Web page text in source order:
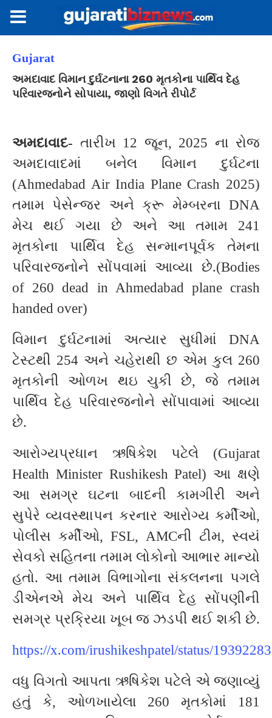
Gujarat
અમદાવાદ વિમાન દુર્ઘટનાના 260 મૃતકોના પાર્થિવ દેહ
પરિવારજનોને સોપાયા, જાણો વિગતે રીપોર્ટ
અમદાવાદ- તારીખ 12 જૂન, 2025 ના રોજ
અમદાવાદમાં બનેલ વિમાન દુર્ઘટના
(Ahmedabad Air India Plane Crash 2025)
તમામ પેસેન્જર અને ક્રૂ મેમ્બરના DNA
મેચ થઈ ગયા છે અને આ તમામ 241
મૃતકોના પાર્થિવ દેહ સન્માનપૂર્વક તેમના
પરિવારજનોને સોંપવામાં આવ્યા છે.(Bodies
of 260 dead in Ahmedabad plane crash
handed over)
વિમાન દુર્ઘટનામાં અત્યાર સુધીમાં DNA
ટેસ્ટથી 254 અને ચહેરાથી છ એમ કુલ 260
મૃતકોની ઓળખ થઇ ચુકી છે, જે તમામ
પાર્થિવ દેહ પરિવારજનોને સોંપાવામાં આવ્યા
છે.
આરોગ્યપ્રધાન ઋષિકેશ પટેલે (Gujarat
Health Minister Rushikesh Patel) આ ક્ષણે
આ સમગ્ર ઘટના બાદની કામગીરી અને
સુપેરે વ્યવસ્થાપન કરનાર આરોગ્ય કર્મીઓ,
પોલીસ કર્મીઓ, FSL, AMCની ટીમ, સ્વયં
સેવકો સહિતના તમામ લોકોનો આભાર માન્યો
હતો. આ તમામ વિભાગોના સંકલનના પગલે
ડીએનએ મેચ અને પાર્થિવ દેહ સોંપણીની
સમગ્ર પ્રક્રિયા ખૂબ જ ઝડપી થઈ શકી છે.
https://x.com/irushikeshpatel/status/
વધુ વિગતો આપતા ઋષિકેશ પટેલે એ જણાવ્યું
હતું કે, ઓળખાયેલા 260 મૃતકોમાં 181